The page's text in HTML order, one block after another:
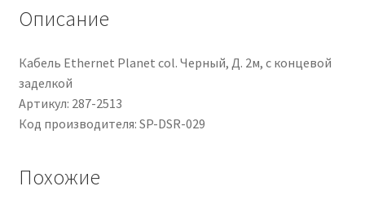
1
cond.
mm²,
L.
5m
Описание
Кабель Ethernet Planet col. Черный, Д. 2м, с концевой
заделкой
Артикул: 287-2513
Код производителя: SP-DSR-029
Похожие